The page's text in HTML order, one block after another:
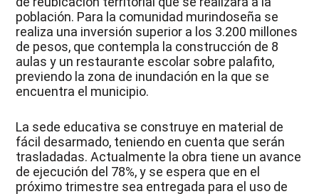
población. Para la comunidad murindoseña se
realiza una inversión superior a los 3.200 millones
de pesos, que contempla la construcción de 8
aulas y un restaurante escolar sobre palafito,
previendo la zona de inundación en la que se
encuentra el municipio.
La sede educativa se construye en material de
fácil desarmado, teniendo en cuenta que serán
trasladadas. Actualmente la obra tiene un avance
de ejecución del 78%, y se espera que en el
próximo trimestre sea entregada para el uso de